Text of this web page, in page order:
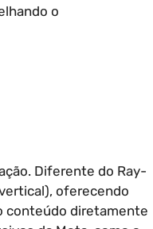
o
Diferente do Ray-
oferecendo
conteúdo diretamente